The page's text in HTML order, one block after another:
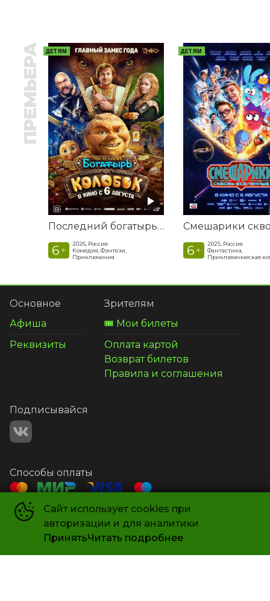
ПРЕМЬЕРА ДЕТЯМ
Последний богатырь. Колобок
6 +
2026, Россия
Комедия, Фэнтези,
Приключения
ДЕТЯМ
6 +
2025, Россия
Фантастика,
Приключенческая
Сайт использует cookies при
авторизации и для аналитики
ПринятьЧитать подробнее
Основное
Афиша
Реквизиты
Зрителям
🎟️ Мои билеты
Оплата картой
Возврат билетов
Правила и соглашения
Подписывайся
Способы оплаты
Контакты
+7 987 581-14-21